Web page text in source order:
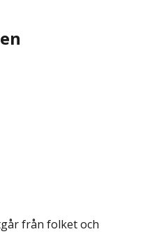
från folket och